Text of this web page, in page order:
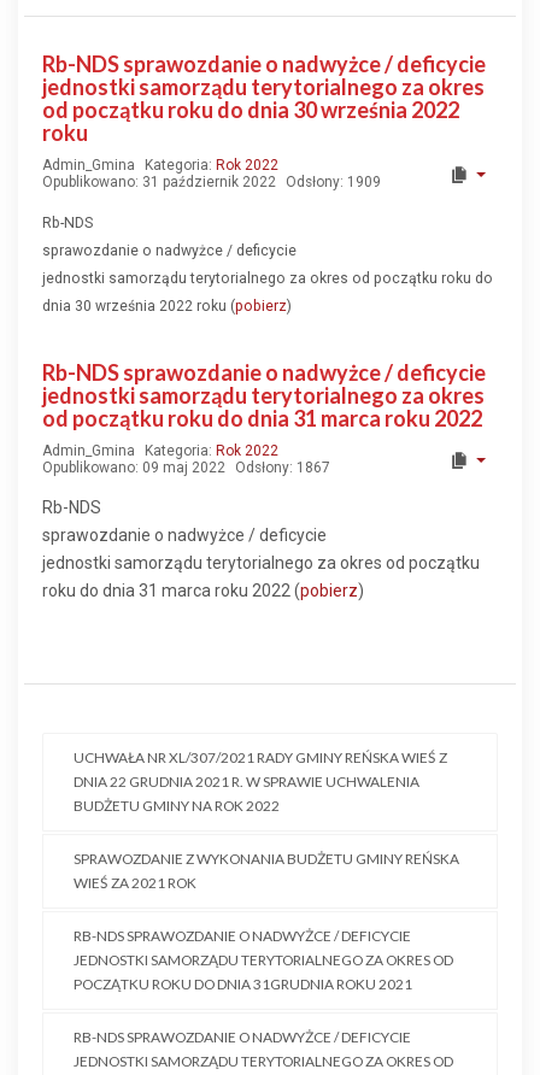
Rb-NDS sprawozdanie o nadwyżce / deficycie
jednostki samorządu terytorialnego za okres
od początku roku do dnia 30 września 2022
roku
Admin_Gmina Kategoria: Rok 2022
Opublikowano: 31 październik 2022
Odsłony: 1909
Rb-NDS
sprawozdanie o nadwyżce / deficycie
jednostki samorządu terytorialnego za okres od początku roku do
dnia 30 września 2022 roku (pobierz)
Rb-NDS sprawozdanie o nadwyżce / deficycie
jednostki samorządu terytorialnego za okres
od początku roku do dnia 31 marca roku 2022
Admin_Gmina Kategoria: Rok 2022
Opublikowano: 09 maj 2022
Odsłony: 1867
Rb-NDS
sprawozdanie o nadwyżce / deficycie
jednostki samorządu terytorialnego za okres od początku
roku do dnia 31 marca roku 2022 (pobierz)
UCHWAŁA NR XL/307/2021 RADY GMINY REŃSKA WIEŚ Z
DNIA 22 GRUDNIA 2021 R. W SPRAWIE UCHWALENIA
BUDŻETU GMINY NA ROK 2022
SPRAWOZDANIE Z WYKONANIA BUDŻETU GMINY REŃSKA
WIEŚ ZA 2021 ROK
RB-NDS SPRAWOZDANIE O NADWYŻCE / DEFICYCIE
JEDNOSTKI SAMORZĄDU TERYTORIALNEGO ZA OKRES OD
POCZĄTKU ROKU DO DNIA 31GRUDNIA ROKU 2021
RB-NDS SPRAWOZDANIE O NADWYŻCE / DEFICYCIE
JEDNOSTKI SAMORZĄDU TERYTORIALNEGO ZA OKRES OD